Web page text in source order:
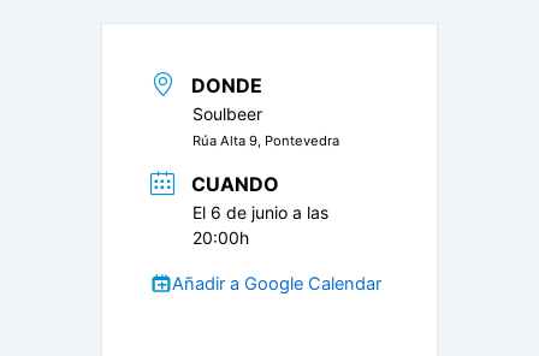
DONDE
Soulbeer
Rúa Alta 9, Pontevedra
CUANDO
El 6 de junio a las
20:00h
Añadir a Google Calendar